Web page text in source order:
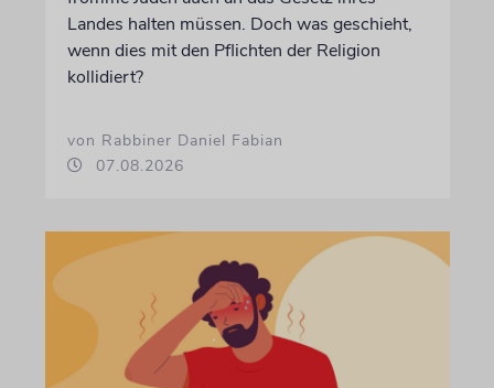
Landes halten müssen. Doch was geschieht,
wenn dies mit den Pflichten der Religion
kollidiert?
von Rabbiner Daniel Fabian
07.08.2026